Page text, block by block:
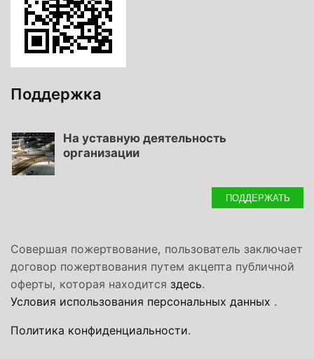
Поддержка
На уставную деятельность
организации
ПОДДЕРЖАТЬ
Совершая пожертвование, пользователь заключает
договор пожертвования путем акцепта публичной
оферты, которая находится здесь.
Условия использования персональных данных .
Политика конфиденциальности.